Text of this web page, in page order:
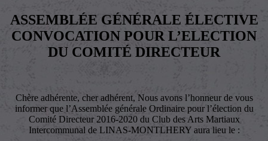
ASSEMBLÉE GÉNÉRALE ÉLECTIVE
CONVOCATION POUR L’ELECTION
DU COMITÉ DIRECTEUR
Chère adhérente, cher adhérent, Nous avons l’honneur de vous
informer que l’Assemblée générale Ordinaire pour l’élection du
Comité Directeur 2016-2020 du Club des Arts Martiaux
Intercommunal de LINAS-MONTLHERY aura lieu le :